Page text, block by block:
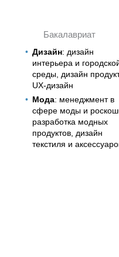
Бакалавриат
Дизайн: дизайн
интерьера и
среды, дизайн
UX-дизайн
Мода: менеджмент в
сфере моды и
разработка модных
продуктов, дизайн
текстиля и